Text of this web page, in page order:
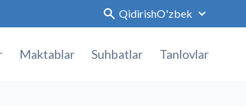
QidirishO'zbek
Maktablar Suhbatlar Tanlovlar